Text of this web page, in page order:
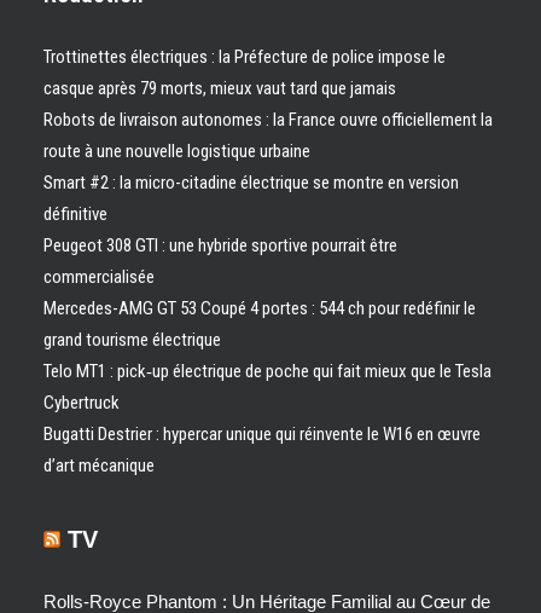
Trottinettes électriques : la Préfecture de police impose le
casque après 79 morts, mieux vaut tard que jamais
Robots de livraison autonomes : la France ouvre officiellement la
route à une nouvelle logistique urbaine
Smart #2 : la micro-citadine électrique se montre en version
définitive
Peugeot 308 GTI : une hybride sportive pourrait être
commercialisée
Mercedes-AMG GT 53 Coupé 4 portes : 544 ch pour redéfinir le
grand tourisme électrique
Telo MT1 : pick‑up électrique de poche qui fait mieux que le Tesla
Cybertruck
Bugatti Destrier : hypercar unique qui réinvente le W16 en œuvre
d’art mécanique
TV
Rolls-Royce Phantom : Un Héritage Familial au Cœur de